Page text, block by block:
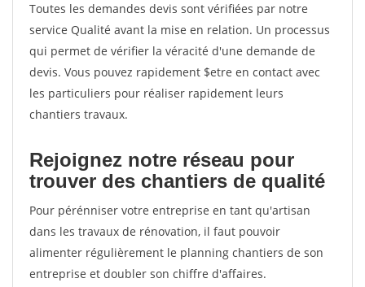
Toutes les demandes devis sont vérifiées par notre
service Qualité avant la mise en relation. Un processus
qui permet de vérifier la véracité d'une demande de
devis. Vous pouvez rapidement $etre en contact avec
les particuliers pour réaliser rapidement leurs
chantiers travaux.
Rejoignez notre réseau pour
trouver des chantiers de qualité
Pour pérénniser votre entreprise en tant qu'artisan
dans les travaux de rénovation, il faut pouvoir
alimenter régulièrement le planning chantiers de son
entreprise et doubler son chiffre d'affaires.